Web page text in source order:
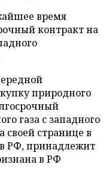
время
контракт на
природного
газа с западного
своей странице в
РФ, принадлежит
в РФ